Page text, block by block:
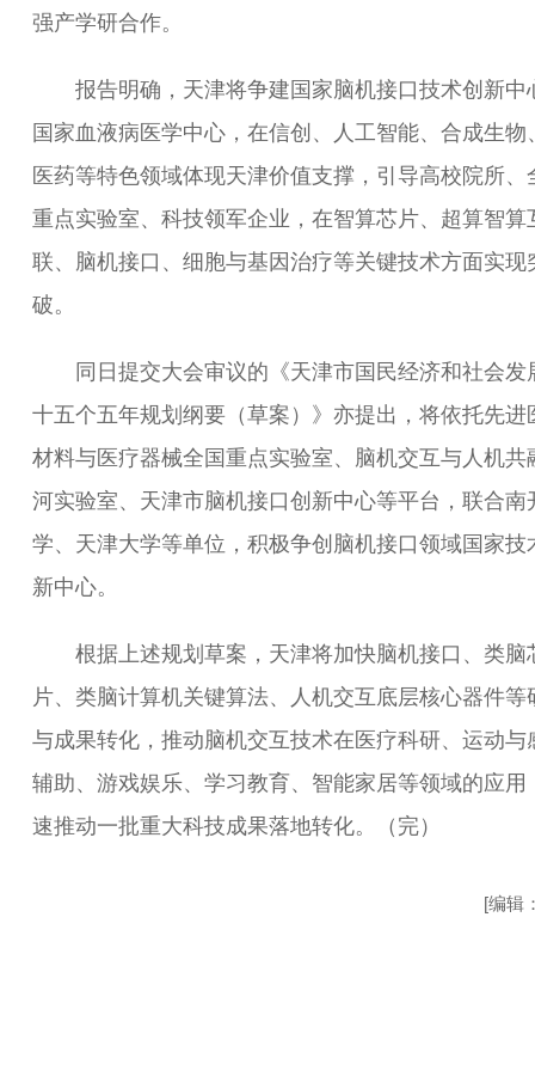
强产学研合作。
报告明确，天津将争建国家脑机接口技术创新中
国家血液病医学中心，在信创、人工智能、合成生物
医药等特色领域体现天津价值支撑，引导高校院所、
重点实验室、科技领军企业，在智算芯片、超算智算
联、脑机接口、细胞与基因治疗等关键技术方面实现
破。
同日提交大会审议的《天津市国民经济和社会发
十五个五年规划纲要（草案）》亦提出，将依托先进
材料与医疗器械全国重点实验室、脑机交互与人机共
河实验室、天津市脑机接口创新中心等平台，联合南
学、天津大学等单位，积极争创脑机接口领域国家技
新中心。
根据上述规划草案，天津将加快脑机接口、类脑
片、类脑计算机关键算法、人机交互底层核心器件等
与成果转化，推动脑机交互技术在医疗科研、运动与
辅助、游戏娱乐、学习教育、智能家居等领域的应用
速推动一批重大科技成果落地转化。（完）
[编辑